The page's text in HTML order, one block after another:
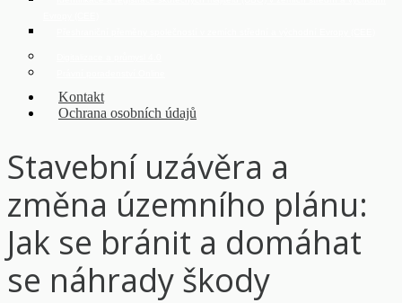
Kontakt
Ochrana osobních údajů
Stavební uzávěra a
změna územního plánu:
Jak se bránit a domáhat
se náhrady škody